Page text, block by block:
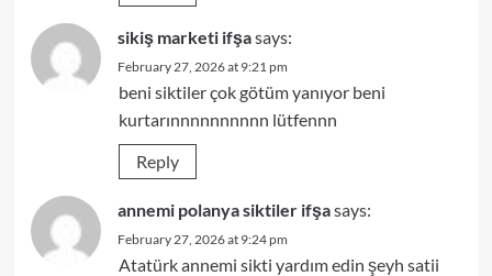
sikiş marketi ifşasays:
February 27, 2026 at 9:21 pm
beni siktiler çok götüm yanıyor beni
kurtarınnnnnnnnnn lütfennn
Reply
annemi polanya siktiler ifşasays:
February 27, 2026 at 9:24 pm
Atatürk annemi sikti yardım edin şeyh satii